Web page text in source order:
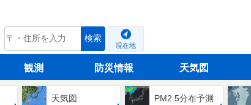
tenki.jp 検索
現在地
観測 防災情報 天気図
天気図 PM2.5分布予測